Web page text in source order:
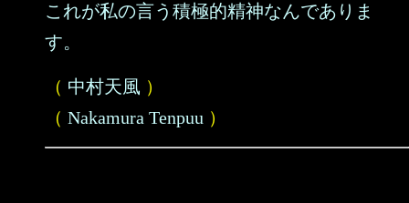
これが私の言う積極的精神なんでありま
す。
（ 中村天風 ）
（ Nakamura Tenpuu ）